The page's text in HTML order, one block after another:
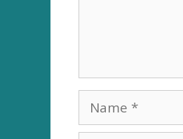
Name